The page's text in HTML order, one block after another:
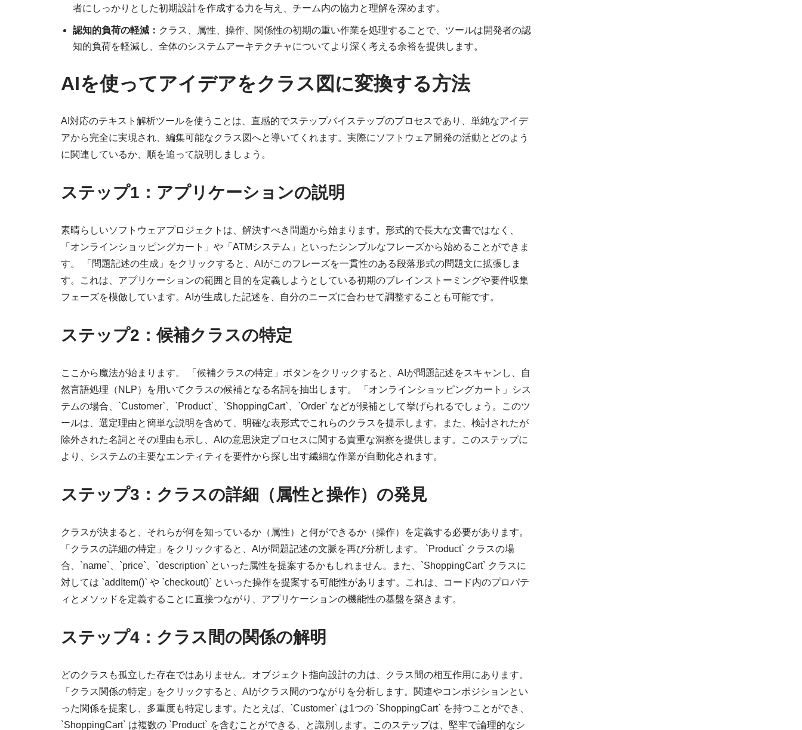
者にしっかりとした初期設計を作成する力を与え、チーム内の協力と理解を深めます。
認知的負荷の軽減： クラス、属性、操作、関係性の初期の重い作業を処理することで、ツールは開発者の認
知的負荷を軽減し、全体のシステムアーキテクチャについてより深く考える余裕を提供します。
AIを使ってアイデアをクラス図に変換する方法
AI対応のテキスト解析ツールを使うことは、直感的でステップバイステップのプロセスであり、単純なアイデ
アから完全に実現され、編集可能なクラス図へと導いてくれます。実際にソフトウェア開発の活動とどのよう
に関連しているか、順を追って説明しましょう。
ステップ1：アプリケーションの説明
素晴らしいソフトウェアプロジェクトは、解決すべき問題から始まります。形式的で長大な文書ではなく、
「オンラインショッピングカート」や「ATMシステム」といったシンプルなフレーズから始めることができま
す。 「問題記述の生成」をクリックすると、AIがこのフレーズを一貫性のある段落形式の問題文に拡張しま
す。これは、アプリケーションの範囲と目的を定義しようとしている初期のブレインストーミングや要件収集
フェーズを模倣しています。AIが生成した記述を、自分のニーズに合わせて調整することも可能です。
ステップ2：候補クラスの特定
ここから魔法が始まります。 「候補クラスの特定」ボタンをクリックすると、AIが問題記述をスキャンし、自
然言語処理（NLP）を用いてクラスの候補となる名詞を抽出します。 「オンラインショッピングカート」シス
テムの場合、`Customer`、`Product`、`ShoppingCart`、`Order` などが候補として挙げられるでしょう。このツ
ールは、選定理由と簡単な説明を含めて、明確な表形式でこれらのクラスを提示します。また、検討されたが
除外された名詞とその理由も示し、AIの意思決定プロセスに関する貴重な洞察を提供します。このステップに
より、システムの主要なエンティティを要件から探し出す繊細な作業が自動化されます。
ステップ3：クラスの詳細（属性と操作）の発見
クラスが決まると、それらが何を知っているか（属性）と何ができるか（操作）を定義する必要があります。
「クラスの詳細の特定」をクリックすると、AIが問題記述の文脈を再び分析します。 `Product` クラスの場
合、`name`、`price`、`description` といった属性を提案するかもしれません。また、`ShoppingCart` クラスに
対しては `addItem()` や `checkout()` といった操作を提案する可能性があります。これは、コード内のプロパテ
ィとメソッドを定義することに直接つながり、アプリケーションの機能性の基盤を築きます。
ステップ4：クラス間の関係の解明
どのクラスも孤立した存在ではありません。オブジェクト指向設計の力は、クラス間の相互作用にあります。
「クラス関係の特定」をクリックすると、AIがクラス間のつながりを分析します。関連やコンポジションとい
った関係を提案し、多重度も特定します。たとえば、`Customer` は1つの `ShoppingCart` を持つことができ、
`ShoppingCart` は複数の `Product` を含むことができる、と識別します。このステップは、堅牢で論理的なシ